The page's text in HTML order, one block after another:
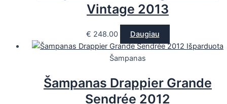
Vintage 2013
€ 248.00
Daugiau
Išparduota
Šampanas
Šampanas Drappier Grande
Sendrée 2012